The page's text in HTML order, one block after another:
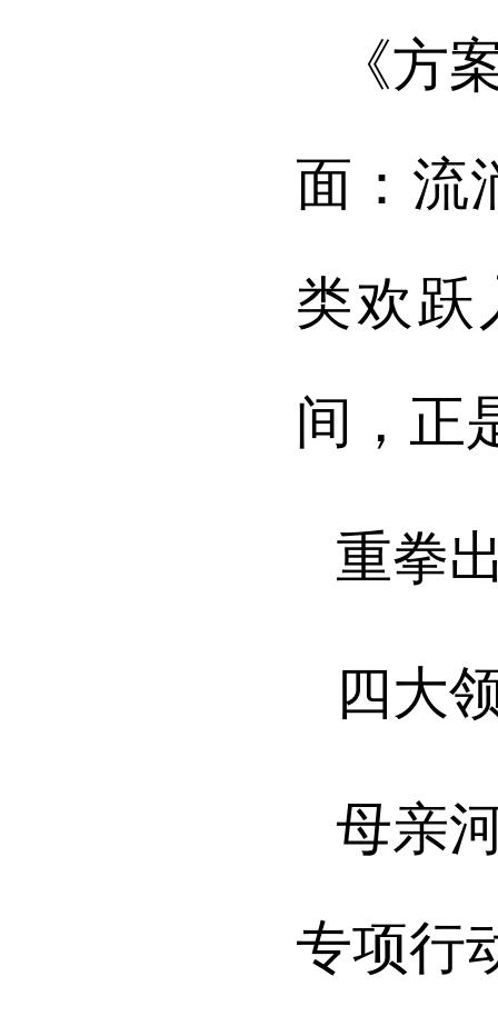
《方
面：流
类欢跃
间，正
重拳
四大
母亲
专项行